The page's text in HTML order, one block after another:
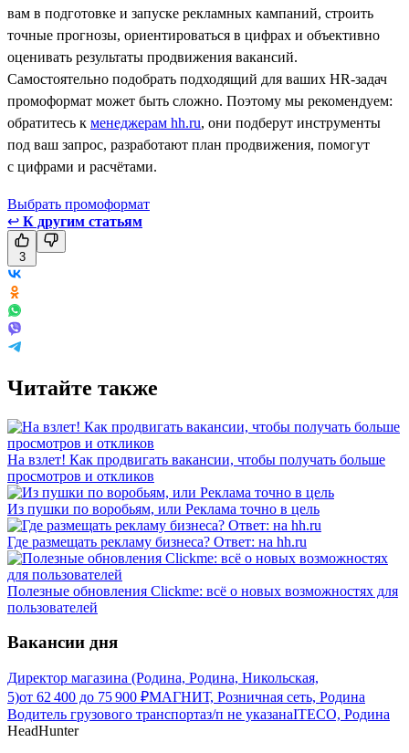
вам в подготовке и запуске рекламных кампаний, строить
точные прогнозы, ориентироваться в цифрах и объективно
оценивать результаты продвижения вакансий.
Самостоятельно подобрать подходящий для ваших HR-задач
промоформат может быть сложно. Поэтому мы рекомендуем:
обратитесь к менеджерам hh.ru, они подберут инструменты
под ваш запрос, разработают план продвижения, помогут
с цифрами и расчётами.
Выбрать промоформат
↩ К другим статьям
3
Читайте также
На взлет! Как продвигать вакансии, чтобы получать больше
просмотров и откликов
Из пушки по воробьям, или Реклама точно в цель
Где размещать рекламу бизнеса? Ответ: на hh.ru
Полезные обновления Clickme: всё о новых возможностях для
пользователей
Вакансии дня
Директор магазина (Родина, Родина, Никольская,
5)от 62 400 до 75 900 ₽МАГНИТ, Розничная сеть, Родина
Водитель грузового транспортаз/п не указанаITECO, Родина
HeadHunter